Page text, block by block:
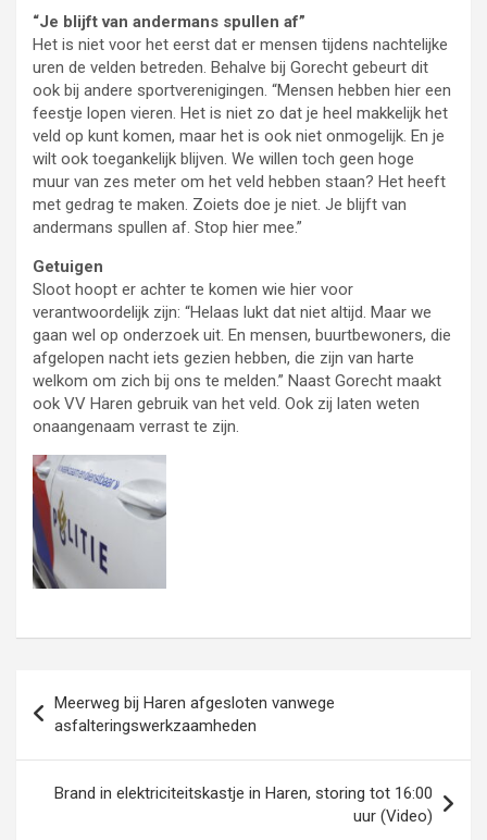
“Je blijft van andermans spullen af”
Het is niet voor het eerst dat er mensen tijdens nachtelijke
uren de velden betreden. Behalve bij Gorecht gebeurt dit
ook bij andere sportverenigingen. “Mensen hebben hier een
feestje lopen vieren. Het is niet zo dat je heel makkelijk het
veld op kunt komen, maar het is ook niet onmogelijk. En je
wilt ook toegankelijk blijven. We willen toch geen hoge
muur van zes meter om het veld hebben staan? Het heeft
met gedrag te maken. Zoiets doe je niet. Je blijft van
andermans spullen af. Stop hier mee.”
Getuigen
Sloot hoopt er achter te komen wie hier voor
verantwoordelijk zijn: “Helaas lukt dat niet altijd. Maar we
gaan wel op onderzoek uit. En mensen, buurtbewoners, die
afgelopen nacht iets gezien hebben, die zijn van harte
welkom om zich bij ons te melden.” Naast Gorecht maakt
ook VV Haren gebruik van het veld. Ook zij laten weten
onaangenaam verrast te zijn.
navigatie
Meerweg bij Haren afgesloten vanwege
asfalteringswerkzaamheden
Brand in elektriciteitskastje in Haren, storing tot 16:00
uur (Video)